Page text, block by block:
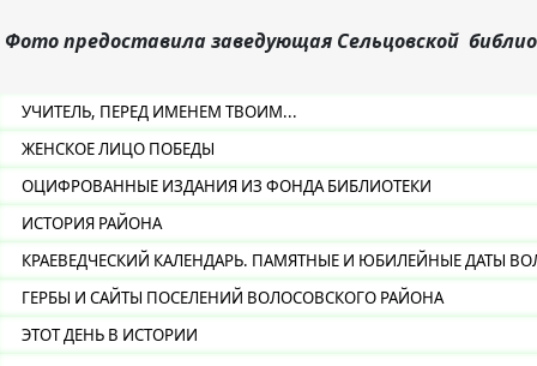
Фото предоставила заведующая Сельцовской
УЧИТЕЛЬ, ПЕРЕД ИМЕНЕМ ТВОИМ...
ЖЕНСКОЕ ЛИЦО ПОБЕДЫ
ОЦИФРОВАННЫЕ ИЗДАНИЯ ИЗ ФОНДА БИБЛИОТЕКИ
ИСТОРИЯ РАЙОНА
КРАЕВЕДЧЕСКИЙ КАЛЕНДАРЬ. ПАМЯТНЫЕ И ЮБИЛЕЙНЫЕ ДАТЫ
ГЕРБЫ И САЙТЫ ПОСЕЛЕНИЙ ВОЛОСОВСКОГО РАЙОНА
ЭТОТ ДЕНЬ В ИСТОРИИ